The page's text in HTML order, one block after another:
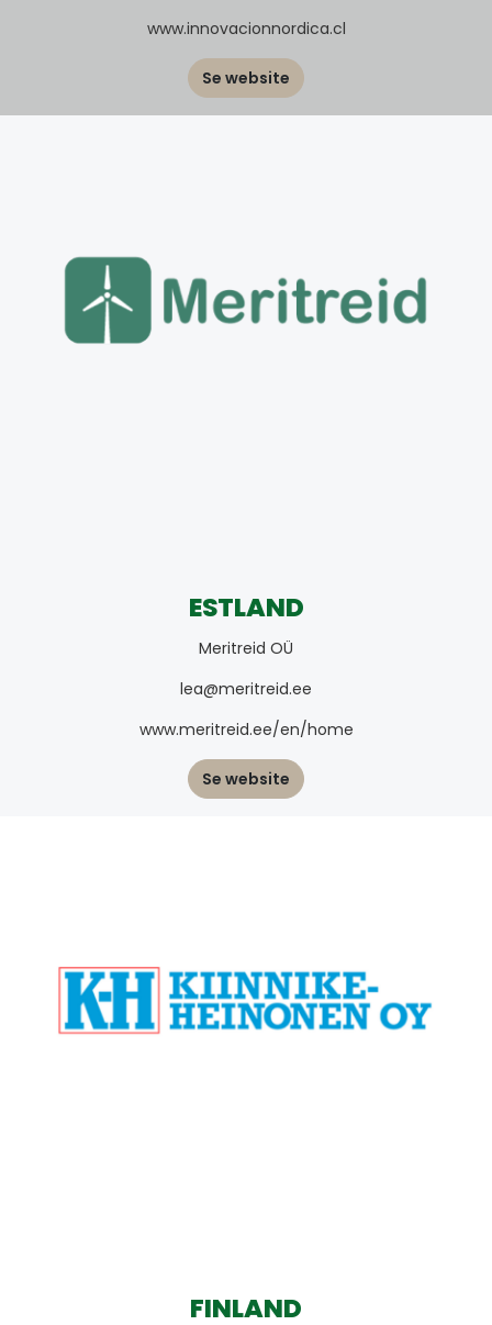
www.innovacionnordica.cl
Se website
ESTLAND
Meritreid OÜ
lea@meritreid.ee
www.meritreid.ee/en/home
Se website
FINLAND